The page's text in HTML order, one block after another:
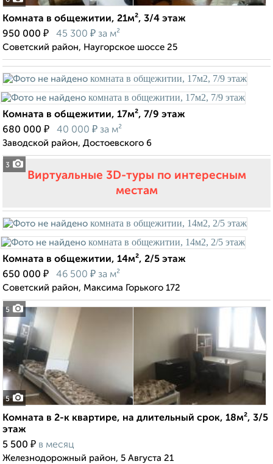
Комната в общежитии, 21м², 3/4 этаж
950 000 ₽ 45 300 ₽ за м²
Советский район, Наугорское шоссе 25
3
Комната в общежитии, 17м², 7/9 этаж
680 000 ₽ 40 000 ₽ за м²
Заводской район, Достоевского 6
Виртуальные 3D-туры по интересным
местам
5
Комната в общежитии, 14м², 2/5 этаж
650 000 ₽ 46 500 ₽ за м²
Советский район, Максима Горького 172
5
Комната в 2-к квартире, на длительный срок, 18м², 3/5
этаж
5 500 ₽ в месяц
Железнодорожный район, 5 Августа 21